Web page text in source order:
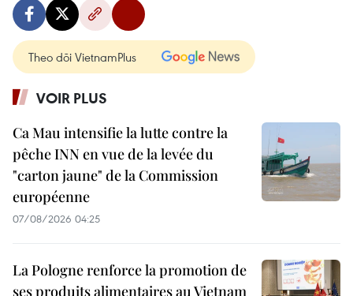
Theo dõi VietnamPlus
VOIR PLUS
Ca Mau intensifie la lutte contre la
pêche INN en vue de la levée du
"carton jaune" de la Commission
européenne
07/08/2026 04:25
La Pologne renforce la promotion de
ses produits alimentaires au Vietnam